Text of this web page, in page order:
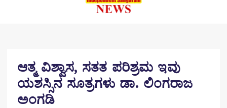
ಆತ್ಮ ವಿಶ್ವಾಸ, ಸತತ ಪರಿಶ್ರಮ ಇವು
ಯಶಸ್ಸಿನ ಸೂತ್ರಗಳು ಡಾ. ಲಿಂಗರಾಜ
ಅಂಗಡಿ